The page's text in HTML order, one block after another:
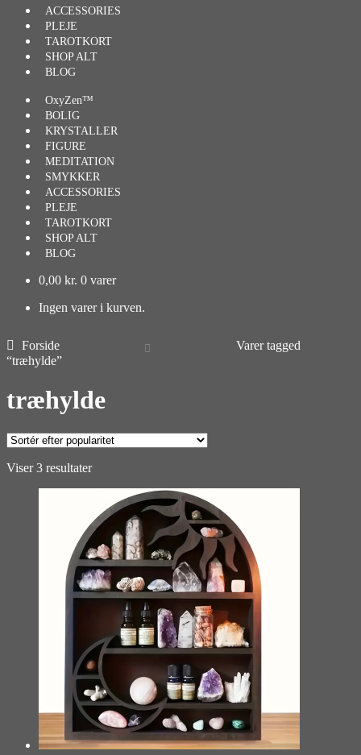
ACCESSORIES
PLEJE
TAROTKORT
SHOP ALT
BLOG
OxyZen™
BOLIG
KRYSTALLER
FIGURE
MEDITATION
SMYKKER
ACCESSORIES
PLEJE
TAROTKORT
SHOP ALT
BLOG
0,00 kr. 0 varer
Ingen varer i kurven.
Forside
Varer tagged
“træhylde”
træhylde
Viser 3 resultaterSorteret
popularitet